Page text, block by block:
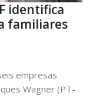
identifica
familiares
empresas
Wagner (PT-